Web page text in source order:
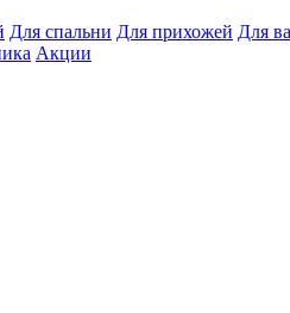
Для спальни Для прихожей Для
Акции